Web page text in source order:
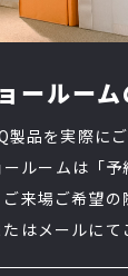
ールー
製品を実際に
ールームは「予
ご来場ご希望の
はメールにて